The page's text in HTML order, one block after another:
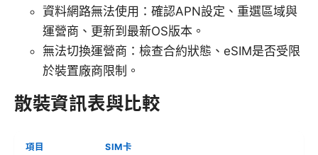
資料網路無法使用：確認APN設定、重選區域與
運營商、更新到最新OS版本。
無法切換運營商：檢查合約狀態、eSIM是否受限
於裝置廠商限制。
散裝資訊表與比較
項目 SIM卡